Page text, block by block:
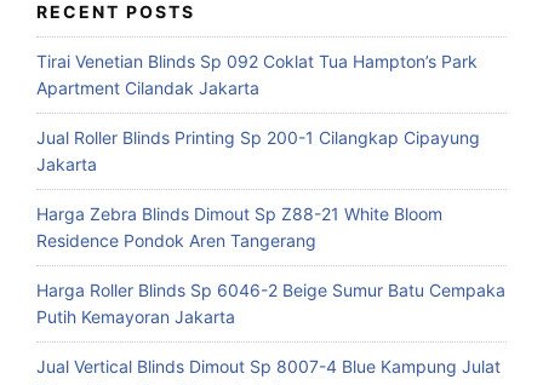
RECENT POSTS
Tirai Venetian Blinds Sp 092 Coklat Tua Hampton’s Park
Apartment Cilandak Jakarta
Jual Roller Blinds Printing Sp 200-1 Cilangkap Cipayung
Jakarta
Harga Zebra Blinds Dimout Sp Z88-21 White Bloom
Residence Pondok Aren Tangerang
Harga Roller Blinds Sp 6046-2 Beige Sumur Batu Cempaka
Putih Kemayoran Jakarta
Jual Vertical Blinds Dimout Sp 8007-4 Blue Kampung Julat